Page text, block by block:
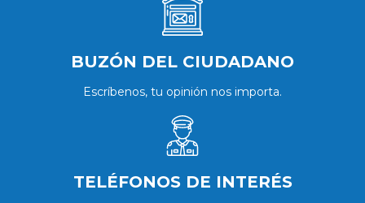
BUZÓN DEL CIUDADANO
Escríbenos, tu opinión nos importa.
TELÉFONOS DE INTERÉS